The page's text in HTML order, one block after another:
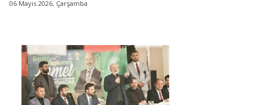
06 Mayıs 2026, Çarşamba